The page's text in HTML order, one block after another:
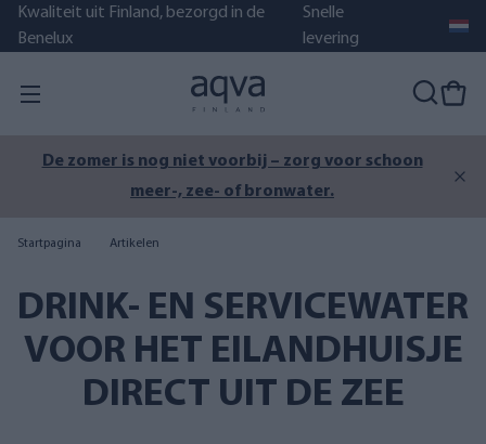
Kwaliteit uit Finland, bezorgd in de
Benelux
Snelle
levering
De zomer is nog niet voorbij – zorg voor schoon
meer-, zee- of bronwater.
Startpagina Artikelen
DRINK- EN SERVICEWATER
VOOR HET EILANDHUISJE
DIRECT UIT DE ZEE